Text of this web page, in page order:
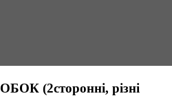
(2сторонні, різні